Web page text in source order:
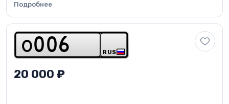
Подробнее
o0 0 6 RUS
20 000 ₽